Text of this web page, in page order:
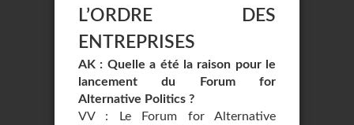
L’ORDRE DES
ENTREPRISES
AK : Quelle a été la raison pour le
lancement du Forum for
Alternative Politics ?
VV : Le Forum for Alternative